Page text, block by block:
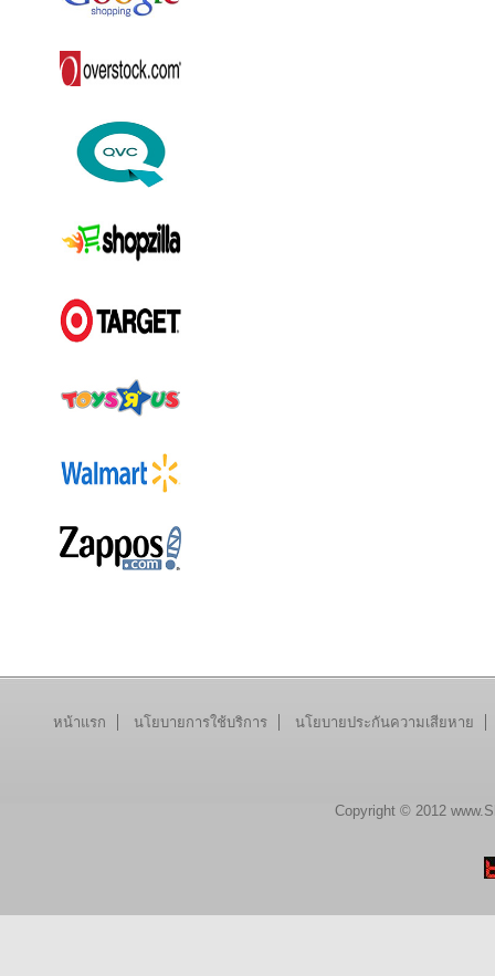
หน้าแรก นโยบายการใช้บริการ นโยบายประกันความเสียหาย
Copyright © 2012